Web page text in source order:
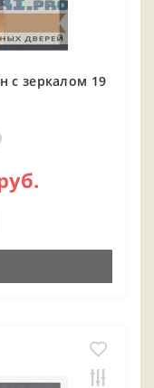
с зеркалом 19